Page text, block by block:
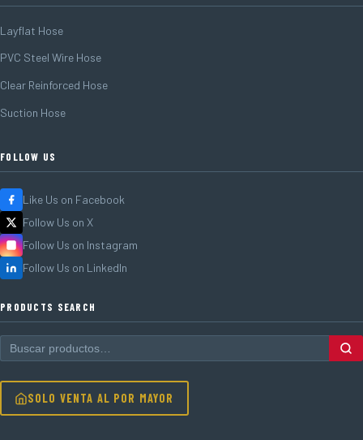
Layflat Hose
PVC Steel Wire Hose
Clear Reinforced Hose
Suction Hose
FOLLOW US
Like Us on Facebook
Follow Us on X
Follow Us on Instagram
Follow Us on LinkedIn
PRODUCTS SEARCH
SOLO VENTA AL POR MAYOR